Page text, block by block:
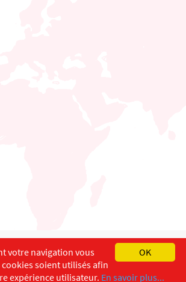
English Français
AdW Impressum
OK
votre navigation vous
cookies soient utilisés afin
expérience utilisateur. En savoir plus...